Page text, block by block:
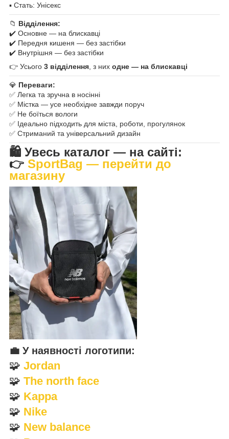
▪️ Стать: Унісекс
📁 Відділення:
✔️ Основне — на блискавці
✔️ Передня кишеня — без застібки
✔️ Внутрішня — без застібки
👉 Усього 3 відділення , з них одне — на блискавці
💎 Переваги:
✅ Легка та зручна в носінні
✅ Містка — усе необхідне завжди поруч
✅ Не боїться вологи
✅ Ідеально підходить для міста, роботи, прогулянок
✅ Стриманий та універсальний дизайн
🛍 Увесь каталог — на сайті:
👉 SportBag — перейти до
магазину
💼 У наявності логотипи:
🧩 Jordan
🧩 The north face
🧩 Kappa
🧩 Nike
🧩 New balance